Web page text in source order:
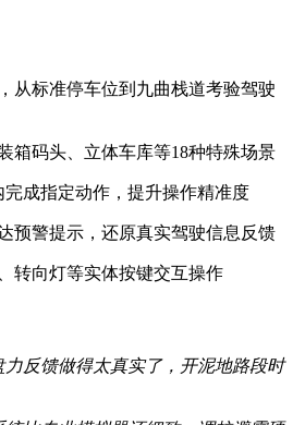
从标准停车位到九曲栈道考验驾驶
箱码头、立体车库等18种特殊场景
成指定动作，提升操作精准度
预警提示，还原真实驾驶信息反馈
转向灯等实体按键交互操作
力反馈做得太真实了，开泥地路段时